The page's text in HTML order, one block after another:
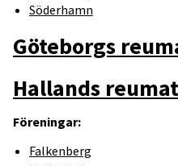
Söderhamn
Göteborgs
Hallands
Föreningar:
Falkenberg